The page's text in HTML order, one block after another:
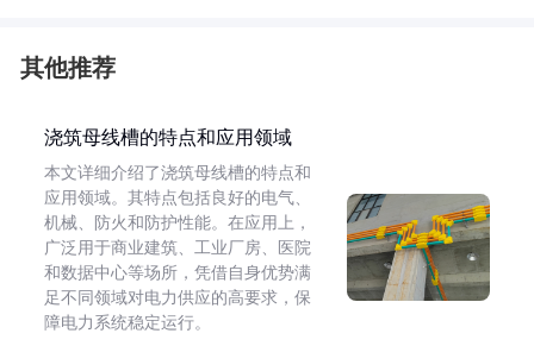
其他推荐
浇筑母线槽的特点和应用领域
本文详细介绍了浇筑母线槽的特点和
应用领域。其特点包括良好的电气、
机械、防火和防护性能。在应用上，
广泛用于商业建筑、工业厂房、医院
和数据中心等场所，凭借自身优势满
足不同领域对电力供应的高要求，保
障电力系统稳定运行。